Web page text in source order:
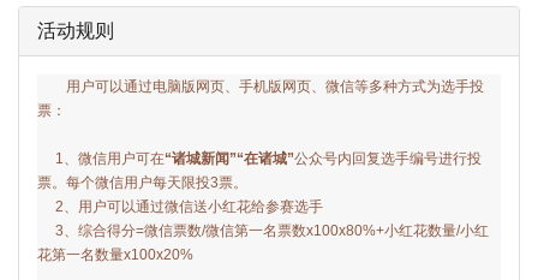
活动规则
用户可以通过电脑版网页、手机版网页、微信等多种方式为选手投
票：
1、 微信用户可在“诸城新闻 ”“在诸城”公众号内回复选手编号进行投
票。每个微信用户每天限投3票。
2、用户可以通过微信送小红花给参赛选手
3、 综合得分=微信票数/微信第一名票数x100x80%+小红花数量/小红
花第一名数量x100x20%